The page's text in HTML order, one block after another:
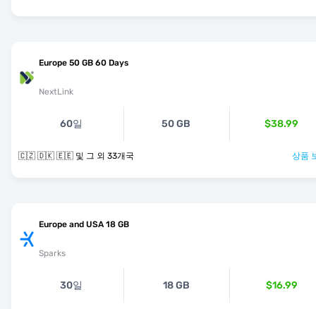
Europe 50 GB 60 Days
NextLink
60일 50 GB $38.99
🇨🇿 🇩🇰 🇪🇪 및 그 외 33개국 상품
Europe and USA 18 GB
Sparks
30일 18 GB $16.99